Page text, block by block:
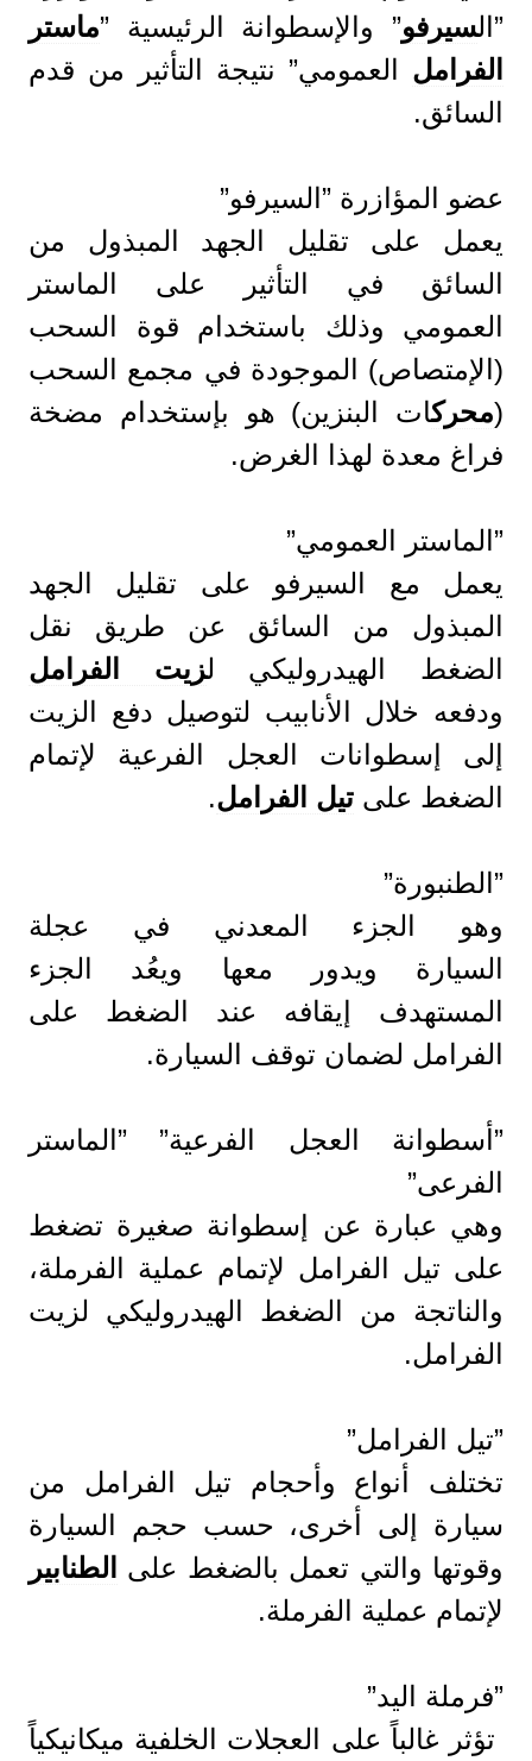
”السيرفو” والإسطوانة الرئيسية ”ماستر
الفرامل العمومي” نتيجة التأثير من قدم
السائق.
عضو المؤازرة ”السيرفو”
يعمل على تقليل الجهد المبذول من
السائق في التأثير على الماستر
العمومي وذلك باستخدام قوة السحب
(الإمتصاص) الموجودة في مجمع السحب
(محركات البنزين) هو بإستخدام مضخة
فراغ معدة لهذا الغرض.
”الماستر العمومي”
يعمل مع السيرفو على تقليل الجهد
المبذول من السائق عن طريق نقل
الضغط الهيدروليكي لزيت الفرامل
ودفعه خلال الأنابيب لتوصيل دفع الزيت
إلى إسطوانات العجل الفرعية لإتمام
الضغط على تيل الفرامل.
”الطنبورة”
وهو الجزء المعدني في عجلة
السيارة ويدور معها ويعُد الجزء
المستهدف إيقافه عند الضغط على
الفرامل لضمان توقف السيارة.
”أسطوانة العجل الفرعية” ”الماستر
الفرعى”
وهي عبارة عن إسطوانة صغيرة تضغط
على تيل الفرامل لإتمام عملية الفرملة،
والناتجة من الضغط الهيدروليكي لزيت
الفرامل.
”تيل الفرامل”
تختلف أنواع وأحجام تيل الفرامل من
سيارة إلى أخرى، حسب حجم السيارة
وقوتها والتي تعمل بالضغط على
الطنابير
لإتمام عملية الفرملة.
”فرملة اليد”
تؤثر غالباً على العجلات الخلفية ميكانيكياً